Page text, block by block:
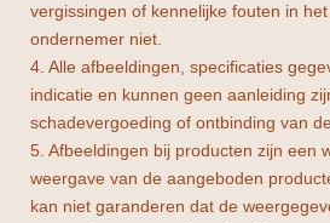
vergissingen of kennelijke fouten in
ondernemer niet.
4. Alle afbeeldingen, specificaties
indicatie en kunnen geen aanleiding
schadevergoeding of ontbinding van
5. Afbeeldingen bij producten zijn een
weergave van de aangeboden
kan niet garanderen dat de